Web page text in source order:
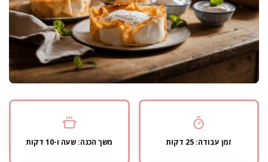
זמן עבודה: 25 דקות משך הכנה: שעה ו-10 דקות